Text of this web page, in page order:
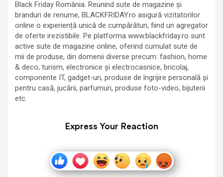
Black Friday România. Reunind sute de magazine și
branduri de renume, BLACKFRIDAY.ro asigură vizitatorilor
online o experiență unică de cumpărături, fiind un agregator
de oferte irezistibile. Pe platforma www.blackfriday.ro sunt
active sute de magazine online, oferind cumulat sute de
mii de produse, din domenii diverse precum: fashion, home
& deco, turism, electronice și electrocasnice, bricolaj,
componente IT, gadget-uri, produse de îngrijire personală și
pentru casă, jucării, parfumuri, produse foto-video, bijuterii
etc.
Express Your Reaction